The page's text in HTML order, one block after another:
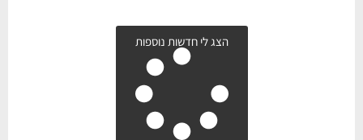
הצג לי חדשות נוספות